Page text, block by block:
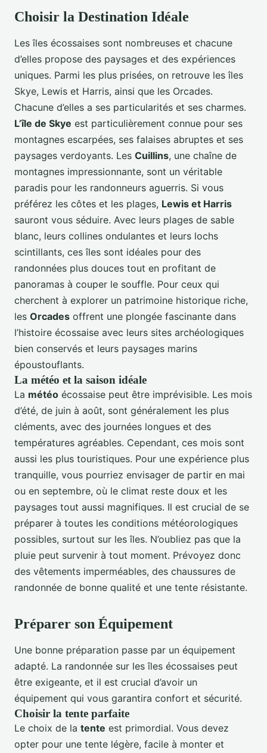
Choisir la Destination Idéale
Les îles écossaises sont nombreuses et chacune
d’elles propose des paysages et des expériences
uniques. Parmi les plus prisées, on retrouve les îles
Skye, Lewis et Harris, ainsi que les Orcades.
Chacune d’elles a ses particularités et ses charmes.
L’île de Skye est particulièrement connue pour ses
montagnes escarpées, ses falaises abruptes et ses
paysages verdoyants. Les Cuillins, une chaîne de
montagnes impressionnante, sont un véritable
paradis pour les randonneurs aguerris. Si vous
préférez les côtes et les plages, Lewis et Harris
sauront vous séduire. Avec leurs plages de sable
blanc, leurs collines ondulantes et leurs lochs
scintillants, ces îles sont idéales pour des
randonnées plus douces tout en profitant de
panoramas à couper le souffle. Pour ceux qui
cherchent à explorer un patrimoine historique riche,
les Orcades offrent une plongée fascinante dans
l’histoire écossaise avec leurs sites archéologiques
bien conservés et leurs paysages marins
époustouflants.
La météo et la saison idéale
La météo écossaise peut être imprévisible. Les mois
d’été, de juin à août, sont généralement les plus
cléments, avec des journées longues et des
températures agréables. Cependant, ces mois sont
aussi les plus touristiques. Pour une expérience plus
tranquille, vous pourriez envisager de partir en mai
ou en septembre, où le climat reste doux et les
paysages tout aussi magnifiques. Il est crucial de se
préparer à toutes les conditions météorologiques
possibles, surtout sur les îles. N’oubliez pas que la
pluie peut survenir à tout moment. Prévoyez donc
des vêtements imperméables, des chaussures de
randonnée de bonne qualité et une tente résistante.
Préparer son Équipement
Une bonne préparation passe par un équipement
adapté. La randonnée sur les îles écossaises peut
être exigeante, et il est crucial d’avoir un
équipement qui vous garantira confort et sécurité.
Choisir la tente parfaite
Le choix de la tente est primordial. Vous devez
opter pour une tente légère, facile à monter et